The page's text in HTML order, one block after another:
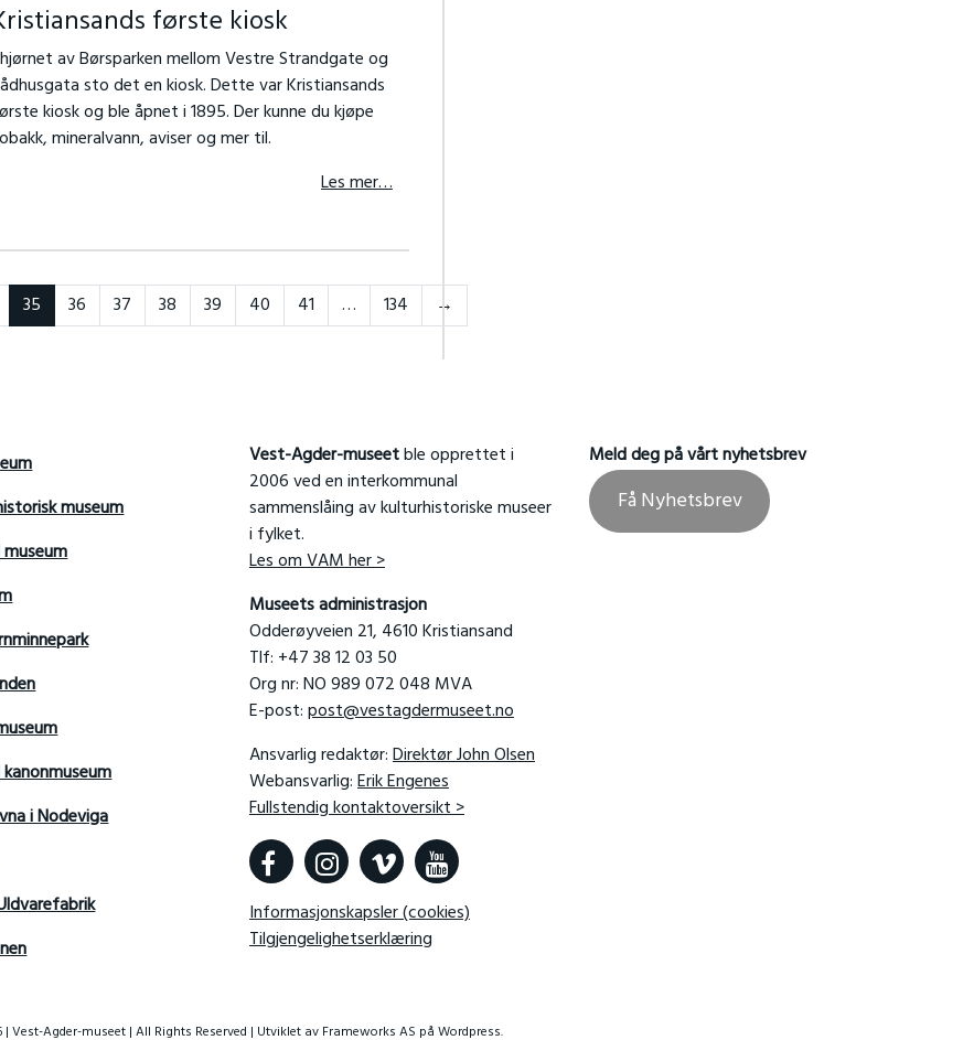
første kiosk
av Børsparken mellom Vestre Strandgate og
sto det en kiosk. Dette var Kristiansands
kiosk og ble åpnet i 1895. Der kunne du kjøpe
mineralvann, aviser og mer til.
Les mer…
35 36 37 38 39 40 41 … 134 →
museum
i Nodeviga
Vest-Agder-museetble opprettet i
2006 ved en interkommunal
sammenslåing av kulturhistoriske museer
i fylket.
Les om VAM her >
Museets administrasjon
Odderøyveien 21, 4610 Kristiansand
Tlf: +47 38 12 03 50
Org nr: NO 989 072 048 MVA
E-post:post@vestagdermuseet.no
Ansvarlig redaktør:Direktør John Olsen
Webansvarlig:Erik Engenes
Fullstendig kontaktoversikt >
Informasjonskapsler (cookies)
Tilgjengelighetserklæring
Meld deg på vårt nyhetsbrev
Få Nyhetsbrev
| Vest-Agder-museet | All Rights Reserved | Utviklet av Frameworks AS på Wordpress.